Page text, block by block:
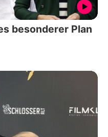
besonderer Plan